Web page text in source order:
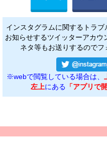
インスタグラムに関するトラ
お知らせするツイッターアカウ
ネタ等もお送りするのでフ
※webで閲覧している場合は、
左上にある 「アプリで